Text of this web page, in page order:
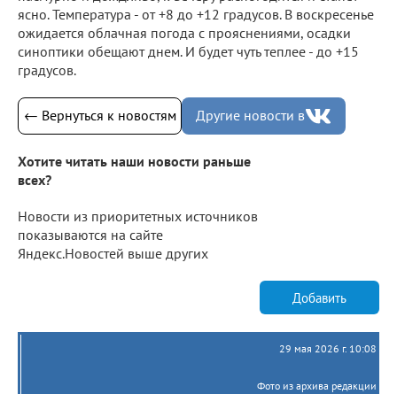
ясно. Температура - от +8 до +12 градусов. В воскресенье
ожидается облачная погода с прояснениями, осадки
синоптики обещают днем. И будет чуть теплее - до +15
градусов.
← Вернуться к новостям Другие новости в
Хотите читать наши новости раньше
всех?
Новости из приоритетных источников
показываются на сайте
Яндекс.Новостей выше других
Добавить
29 мая 2026 г. 10:08
Фото из архива редакции